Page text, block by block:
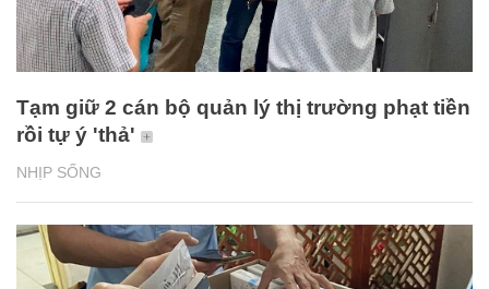
NHỊP SỐNG
Tạm giữ 2 cán bộ quản lý thị trường phạt tiền
rồi tự ý 'thả'